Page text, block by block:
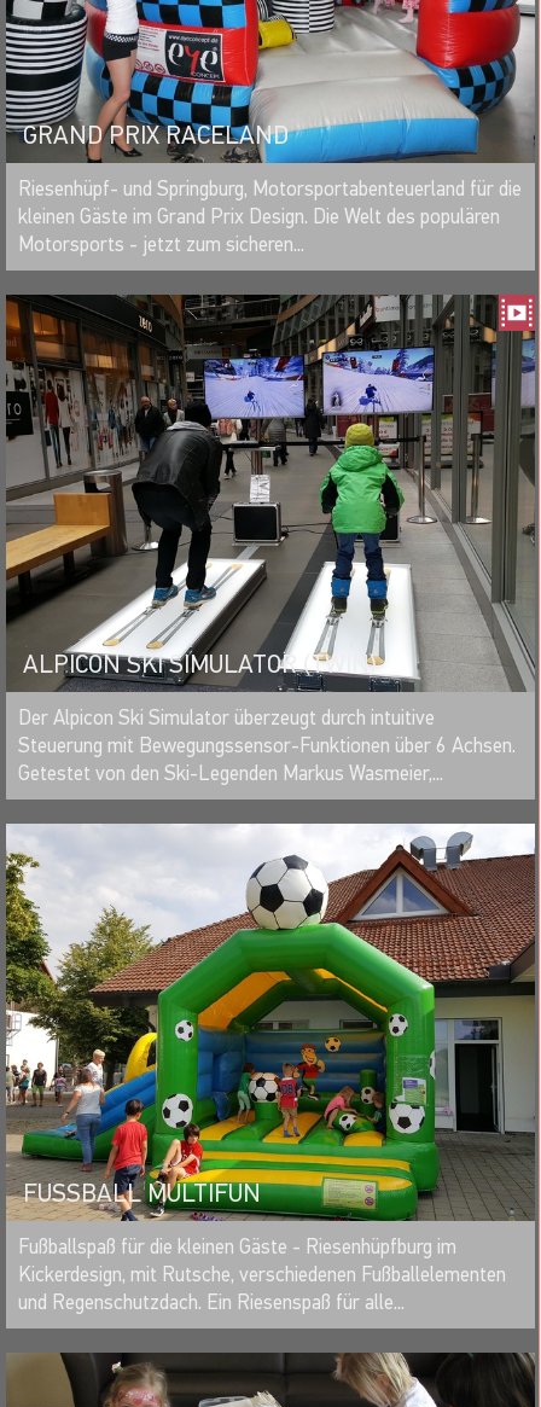
GRAND PRIX RACELAND
MERKEN
Riesenhüpf- und Springburg, Motorsportabenteuerland für die
kleinen Gäste im Grand Prix Design. Die Welt des populären
Motorsports - jetzt zum sicheren...
ALPICON SKI SIMULATOR (TWIN)
MERKEN
Der Alpicon Ski Simulator überzeugt durch intuitive
Steuerung mit Bewegungssensor-Funktionen über 6 Achsen.
Getestet von den Ski-Legenden Markus Wasmeier,...
FUSSBALL MULTIFUN
MERKEN
Fußballspaß für die kleinen Gäste - Riesenhüpfburg im
Kickerdesign, mit Rutsche, verschiedenen Fußballelementen
und Regenschutzdach. Ein Riesenspaß für alle...